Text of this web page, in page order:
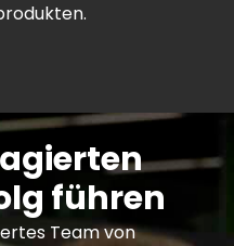
führen
Team von